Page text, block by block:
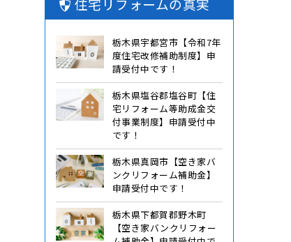
住宅リフォームの真実
栃木県宇都宮市【令和7年
度住宅改修補助制度】申
請受付中です！
栃木県塩谷郡塩谷町【住
宅リフォーム等助成金交
付事業制度】申請受付中
です！
栃木県真岡市【空き家バ
ンクリフォーム補助金】
申請受付中です！
栃木県下都賀郡野木町
【空き家バンクリフォー